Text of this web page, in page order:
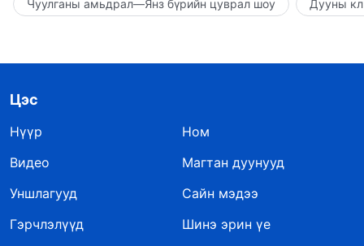
Чуулганы амьдрал—Янз бүрийн цуврал шоу Дууны
Цэс
Нүүр
Ном
Видео
Магтан дуунууд
Уншлагууд
Сайн мэдээ
Гэрчлэлүүд
Шинэ эрин үе